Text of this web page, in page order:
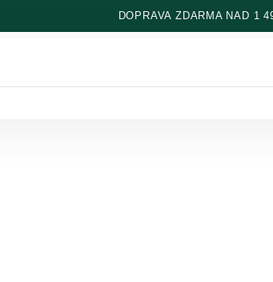
DOPRAVA ZDARMA NAD 1